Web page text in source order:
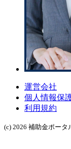
運営会社
個人情報保
利用規約
(c) 2026 補助金ポータ